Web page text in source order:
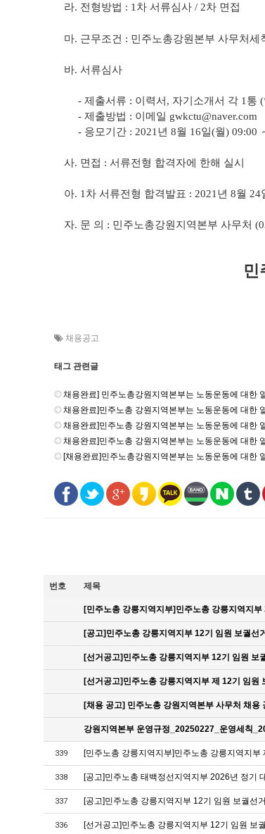
라. 전형방법 : 1 차 서류심사 / 2차 면접
마. 근무조건 : 민주노총강원본부 사무처세
바. 서류심사
- 제출서류 : 이력서 , 자기소개서 각 1 통 (
- 제출방법 : 이메일 gwkctu@naver.com
- 응모기간 : 2021 년 8월 16일(월) 09:00
사. 면접 : 서류전형 합격자에 한해 실시
아. 1 차 서류전형 합격발표 : 2021 년 8월 24
자. 문 의 : 민주노총강원지역본부 사무처
민
채용공고
태그 관련글
채용완료] 민주노총강원지역본부는 노동운동에 대한
채용완료]민주노총 강원지역본부는 노동운동에 대한
채용완료]민주노총 강원지역본부는 노동운동에 대한
채용완료]민주노총 강원지역본부는 노동운동에 대한
[채용완료]민주노총강원지역본부는 노동운동에 대한
번호 제목
[민주노총 강릉지역지부]민주노총 강릉지역지
[공고]민주노총 강릉지역지부 12기 임원 보궐선
[선거공고]민주노총 강릉지역지부 12기 임원 보
[선거공고]민주노총 강릉지역지부 제 12기 임원
[채용 공고] 민주노총 강원지역본부 사무처 채용
강원지역본부 운영규정_20250227_운영세칙
339 [민주노총 강릉지역지부]민주노총 강릉지역지부
338 [공고]민주노총 태백정선지역지부 2026년 정기
337 [공고]민주노총 강릉지역지부 12기 임원 보궐선
336 [선거공고]민주노총 강릉지역지부 12기 임원 보